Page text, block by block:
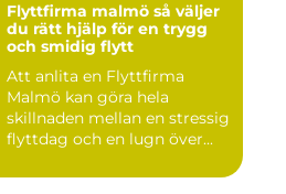
Flyttfirma malmö så väljer
du rätt hjälp för en trygg
och smidig flytt
Att anlita en Flyttfirma
Malmö kan göra hela
skillnaden mellan en stressig
flyttdag och en lugn över...